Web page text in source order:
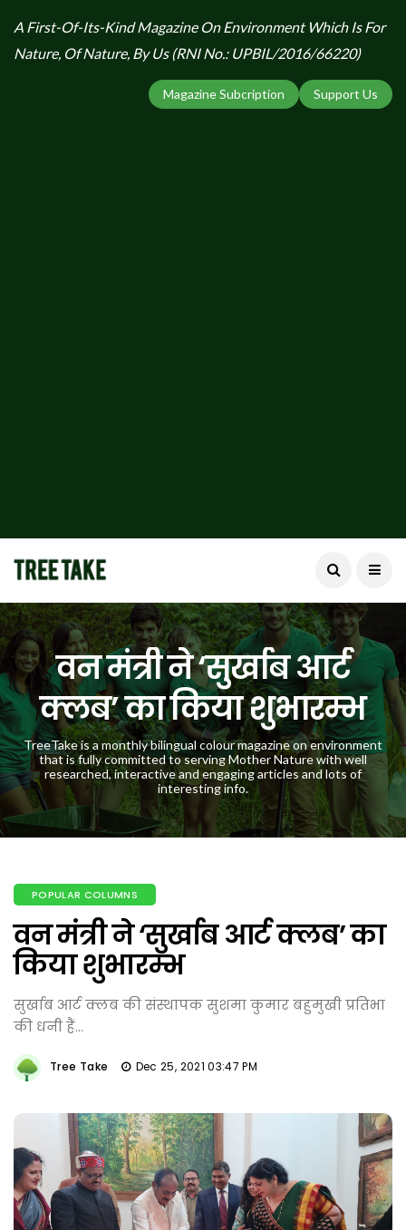
A First-Of-Its-Kind Magazine On Environment Which Is For
Nature, Of Nature, By Us (RNI No.: UPBIL/2016/66220)
Support Us
Magazine Subcription
वन मंत्री ने ‘सुर्खाब आर्ट
क्लब’ का किया शुभारम्भ
TreeTake is a monthly bilingual colour magazine on environment
that is fully committed to serving Mother Nature with well
researched, interactive and engaging articles and lots of
interesting info.
POPULAR COLUMNS
वन मंत्री ने ‘सुर्खाब आर्ट क्लब’ का
किया शुभारम्भ
सुर्खाब आर्ट क्लब की संस्थापक सुशमा कुमार बहुमुखी प्रतिभा
की धनी हैं...
Tree Take Dec 25, 2021 03:47 PM